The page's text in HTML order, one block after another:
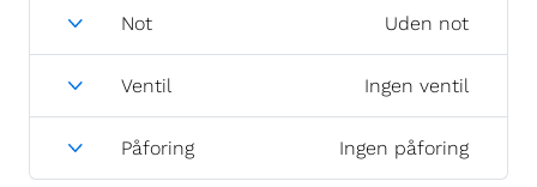
Not Uden not
Ventil Ingen ventil
Påforing Ingen påforing